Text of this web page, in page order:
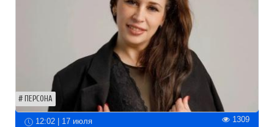
ПЕРСОНА
12:02 | 17 июля 1309